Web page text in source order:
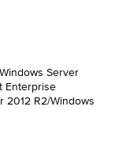
Server
Enterprise
2012 R2/Windows